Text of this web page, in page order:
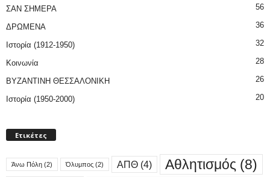
ΣΑΝ ΣΗΜΕΡΑ 56
ΔΡΩΜΕΝΑ 36
Ιστορία (1912-1950) 32
Κοινωνία 28
ΒΥΖΑΝΤΙΝΗ ΘΕΣΣΑΛΟΝΙΚΗ 26
Ιστορία (1950-2000) 20
Ετικέτες
Άνω Πόλη (2) Όλυμπος (2) ΑΠΘ (4) Αθλητισμός (8)